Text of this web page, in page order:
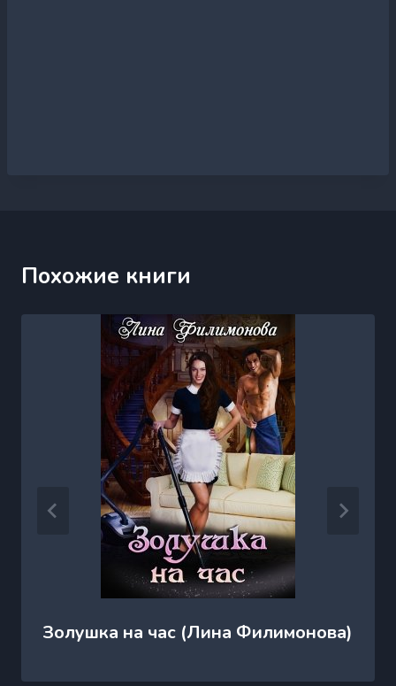
Похожие книги
Золушка на час (Лина Филимонова)